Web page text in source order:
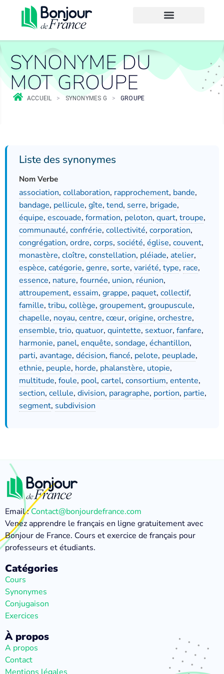
SYNONYME DU
MOT GROUPE
ACCUEIL > SYNONYMES G > GROUPE
Liste des synonymes
Nom Verbe
association, collaboration, rapprochement, bande,
bandage, pellicule, gîte, tend, serre, brigade,
équipe, escouade, formation, peloton, quart, troupe,
communauté, confrérie, collectivité, corporation,
congrégation, ordre, corps, société, église, couvent,
monastère, cloître, constellation, pléiade, atelier,
espèce, catégorie, genre, sorte, variété, type, race,
essence, nature, fournée, union, réunion,
attroupement, essaim, grappe, paquet, collectif,
famille, tribu, collège, groupement, groupuscule,
chapelle, noyau, centre, cœur, origine, orchestre,
ensemble, trio, quatuor, quintette, sextuor, fanfare,
harmonie, panel, enquête, sondage, échantillon,
parti, avantage, décision, fiancé, pelote, peuplade,
ethnie, peuple, horde, phalanstère, utopie,
multitude, foule, pool, cartel, consortium, entente,
section, cellule, division, paragraphe, portion, partie,
segment, subdivision
Email :Contact@bonjourdefrance.com
Venez apprendre le français en ligne gratuitement avec
Bonjour de France. Cours et exercice de français pour
professeurs et étudiants.
Catégories
Cours
Synonymes
Conjugaison
Exercices
À propos
A propos
Contact